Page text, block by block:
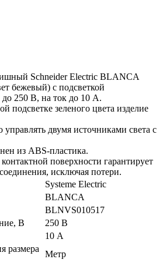
Schneider Electric BLANCA
бежевый) с подсветкой
до 250 В, на ток до 10 А.
подсветке зеленого цвета изделие
двумя источниками света с
из ABS-пластика.
поверхности гарантирует
исключая потери.
Systeme Electric
BLANCA
BLNVS010517
В
250 В
10 А
размера
Метр